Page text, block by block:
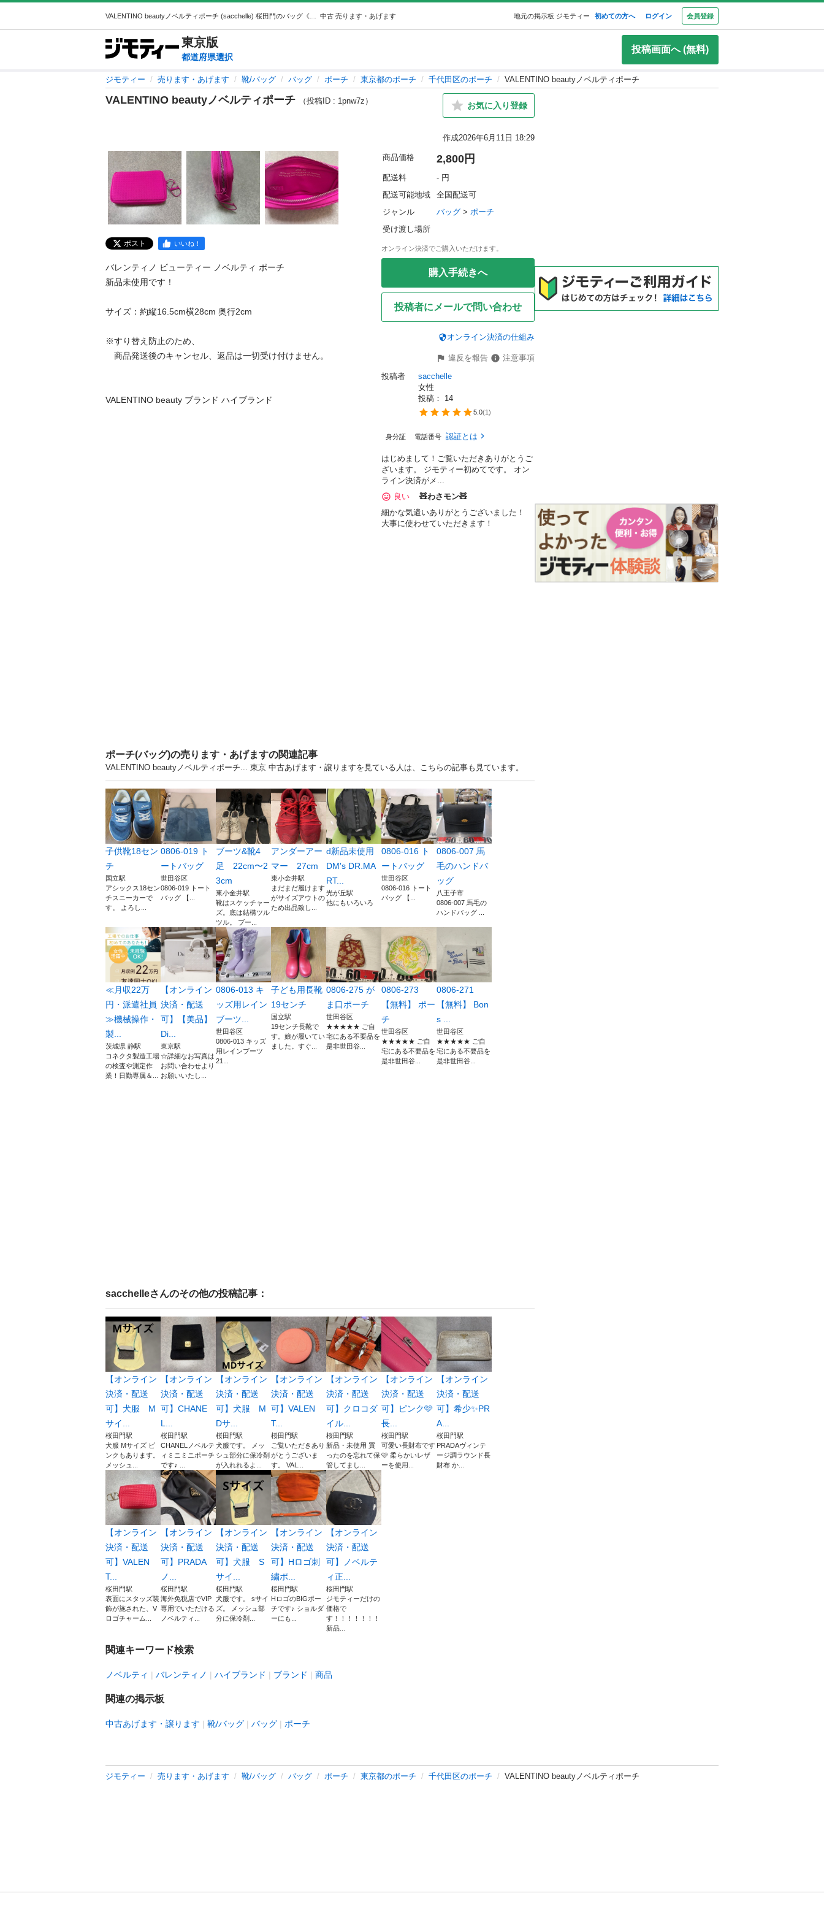
中古 売ります・あげます 地元の掲示板 ジモティー 初めての方へ ログイン 会員登録
東京版
都道府県選択
投稿画面へ (無料)
ジモティー 売ります・あげます 靴/バッグ バッグ ポーチ 東京都のポーチ 千代田区のポーチ VALENTINO beautyノベルティポーチ
VALENTINO beautyノベルティポーチ （投稿ID : 1pnw7z） お気に入り登録
作成2026年6月11日 18:29
ポスト いいね！
バレンティノ ビューティー ノベルティ ポーチ
新品未使用です！
サイズ：約縦16.5cm横28cm 奥行2cm
※すり替え防止のため、
商品発送後のキャンセル、返品は一切受け付けません。
VALENTINO beauty ブランド ハイブランド
商品価格 2,800円
配送料
- 円
配送可能地域
全国配送可
ジャンル
バッグ > ポーチ
受け渡し場所
オンライン決済でご購入いただけます。
購入手続きへ
投稿者にメールで問い合わせ
オンライン決済の仕組み
違反を報告
注意事項
投稿者
sacchelle
女性
投稿： 14
5.0(1)
身分証 電話番号 認証とは
はじめまして！ご覧いただきありがとうご
ざいます。 ジモティー初めてです。 オン
ライン決済がメ...
良い
🧸わさモン🧸
細かな気遣いありがとうございました！
大事に使わせていただきます！
ポーチ(バッグ)の売ります・あげますの関連記事
VALENTINO beautyノベルティポーチ... 東京 中古あげます・譲りますを見ている人は、こちらの記事も見ています。
子供靴18セン
チ
国立駅
アシックス18セン
チスニーカーで
す。 よろし...
0806-019 ト
ートバッグ
世田谷区
0806-019 トート
バッグ 【...
ブーツ&靴4
足 22cm〜2
3cm
東小金井駅
靴はスケッチャー
ズ。底は結構ツル
ツル。 ブー...
アンダーアー
マー 27cm
東小金井駅
まだまだ履けます
がサイズアウトの
ため出品致し...
d新品未使用
DM's DR.MA
RT...
光が丘駅
他にもいろいろ
0806-016 ト
ートバッグ
世田谷区
0806-016 トート
バッグ 【...
0806-007 馬
毛のハンドバ
ッグ
八王子市
0806-007 馬毛の
ハンドバッグ ...
≪月収22万
円・派遣社員
≫機械操作・
製...
茨城県 静駅
コネクタ製造工場
の検査や測定作
業！日勤専属＆...
【オンライン
決済・配送
可】【美品】
Di...
東京駅
☆詳細なお写真は
お問い合わせより
お願いいたし...
0806-013 キ
ッズ用レイン
ブーツ...
世田谷区
0806-013 キッズ
用レインブーツ
21...
子ども用長靴
19センチ
国立駅
19センチ長靴で
す。娘が履いてい
ました。すぐ...
0806-275 が
ま口ポーチ
世田谷区
★★★★★ ご自
宅にある不要品を
是非世田谷...
0806-273
【無料】 ポー
チ
世田谷区
★★★★★ ご自
宅にある不要品を
是非世田谷...
0806-271
【無料】 Bon
s ...
世田谷区
★★★★★ ご自
宅にある不要品を
是非世田谷...
sacchelleさんのその他の投稿記事：
【オンライン
決済・配送
可】犬服 M
サイ...
桜田門駅
犬服 Mサイズ ピ
ンクもあります。
メッシュ...
【オンライン
決済・配送
可】CHANE
L...
桜田門駅
CHANELノベルテ
ィミニミニポーチ
です♪ ...
【オンライン
決済・配送
可】犬服 M
Dサ...
桜田門駅
犬服です。 メッ
シュ部分に保冷剤
が入れれるよ...
【オンライン
決済・配送
可】VALEN
T...
桜田門駅
ご覧いただきあり
がとうございま
す。 VAL...
【オンライン
決済・配送
可】クロコダ
イル...
桜田門駅
新品・未使用 買
ったのを忘れて保
管してまし...
【オンライン
決済・配送
可】ピンク🩷
長...
桜田門駅
可愛い長財布です
🩷 柔らかいレザ
ーを使用...
【オンライン
決済・配送
可】希少✨PR
A...
桜田門駅
PRADAヴィンテ
ージ調ラウンド長
財布 か...
【オンライン
決済・配送
可】VALEN
T...
桜田門駅
表面にスタッズ装
飾が施された、V
ロゴチャーム...
【オンライン
決済・配送
可】PRADA
ノ...
桜田門駅
海外免税店でVIP
専用でいただける
ノベルティ...
【オンライン
決済・配送
可】犬服 S
サイ...
桜田門駅
犬服です。 sサイ
ズ。 メッシュ部
分に保冷剤...
【オンライン
決済・配送
可】Hロゴ刺
繍ポ...
桜田門駅
HロゴのBIGポー
チです♪ ショルダ
ーにも...
【オンライン
決済・配送
可】ノベルテ
ィ正...
桜田門駅
ジモティーだけの
価格で
す！！！！！！！
新品...
関連キーワード検索
ノベルティ バレンティノ ハイブランド ブランド 商品
関連の掲示板
中古あげます・譲ります 靴/バッグ バッグ ポーチ
ジモティー 売ります・あげます 靴/バッグ バッグ ポーチ 東京都のポーチ 千代田区のポーチ VALENTINO beautyノベルティポーチ